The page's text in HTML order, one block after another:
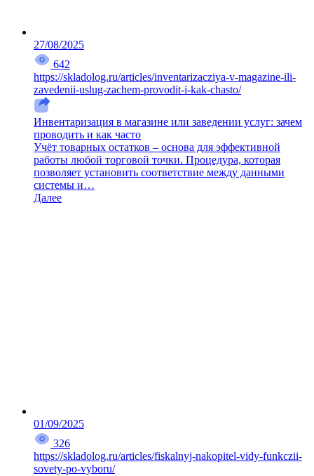
27/08/2025
642
https://skladolog.ru/articles/inventarizacziya-v-magazine-ili-
zavedenii-uslug-zachem-provodit-i-kak-chasto/
Инвентаризация в магазине или заведении услуг: зачем
проводить и как часто
Учёт товарных остатков – основа для эффективной
работы любой торговой точки. Процедура, которая
позволяет установить соответствие между данными
системы и…
Далее
01/09/2025
326
https://skladolog.ru/articles/fiskalnyj-nakopitel-vidy-funkczii-
sovety-po-vyboru/